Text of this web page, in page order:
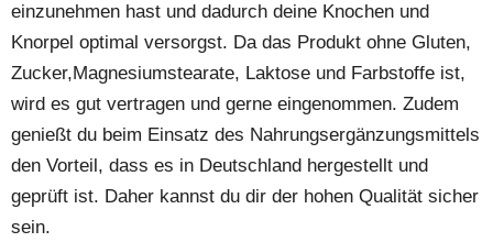
einzunehmen hast und dadurch deine Knochen und
Knorpel optimal versorgst. Da das Produkt ohne Gluten,
Zucker,Magnesiumstearate, Laktose und Farbstoffe ist,
wird es gut vertragen und gerne eingenommen. Zudem
genießt du beim Einsatz des Nahrungsergänzungsmittels
den Vorteil, dass es in Deutschland hergestellt und
geprüft ist. Daher kannst du dir der hohen Qualität sicher
sein.